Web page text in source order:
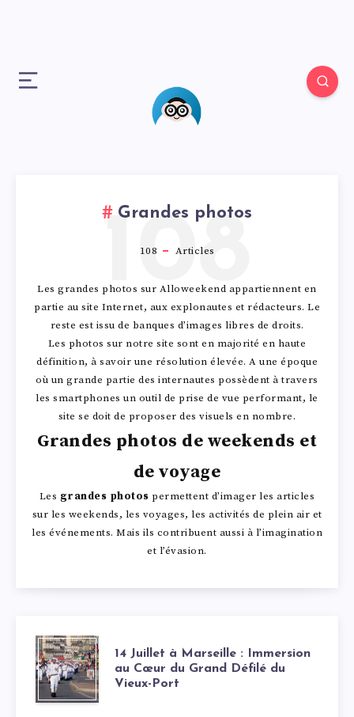
Grandes photos
108 Articles
108
Les grandes photos sur Alloweekend appartiennent en
partie au site Internet, aux explonautes et rédacteurs. Le
reste est issu de banques d’images libres de droits.
Les photos sur notre site sont en majorité en haute
définition, à savoir une résolution élevée. A une époque
où un grande partie des internautes possèdent à travers
les smartphones un outil de prise de vue performant, le
site se doit de proposer des visuels en nombre.
Grandes photos de weekends et
de voyage
Les grandes photos permettent d’imager les articles
sur les weekends, les voyages, les activités de plein air et
les événements. Mais ils contribuent aussi à l’imagination
et l’évasion.
1
4
14 Juillet à Marseille : Immersion
au Cœur du Grand Défilé du
Vieux-Port